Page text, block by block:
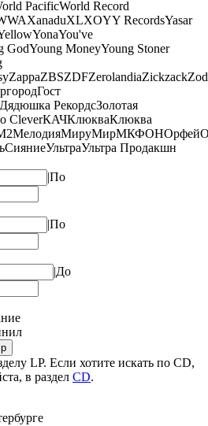
PacificWorld Record
XanaduXLXOYY RecordsYasar
YonaYou've
GodYoung MoneyYoung Stoner
ZappaZBSZDFZerolandiaZickzack
Гост
Дядюшка РекордсЗолотая
CleverКАЧКлюкваКлюква
МелодияМируМирМКФОНОрфей
СияниеУльтраУльтра Продакшн
|По
|По
|До
LP. Если хотите искать по CD,
в раздел CD.